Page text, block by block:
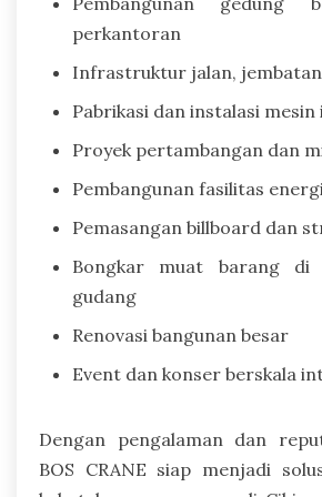
perkantoran
Infrastruktur jalan,
Pabrikasi dan instalasi
Proyek pertambangan dan
Pembangunan fasilitas
Pemasangan billboard dan
Bongkar muat barang di
gudang
Renovasi bangunan besar
Event dan konser berskala
Dengan pengalaman dan
BOS CRANE siap menjadi